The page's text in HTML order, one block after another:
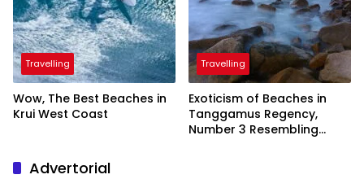
Travelling
Wow, The Best Beaches in
Krui West Coast
Travelling
Exoticism of Beaches in
Tanggamus Regency,
Number 3 Resembling
Advertorial